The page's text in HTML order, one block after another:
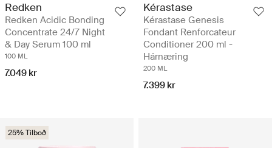
Redken
Redken Acidic Bonding
Concentrate 24/7 Night
& Day Serum 100 ml
100 ML
7.049 kr
Kérastase
Kérastase Genesis
Fondant Renforcateur
Conditioner 200 ml -
Hárnæring
200 ML
7.399 kr
25% Tilboð